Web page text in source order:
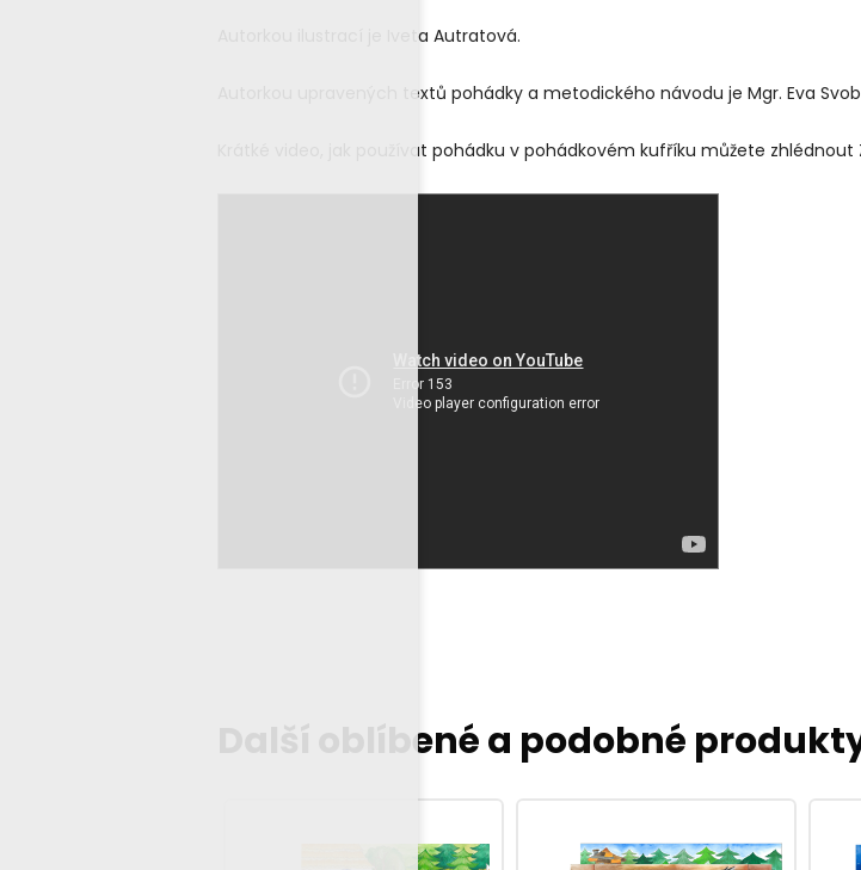
Autorkou ilustrací je Iveta Autratová.
Autorkou upravených textů pohádky a metodického návodu je Mgr. Eva
Krátké video, jak používat pohádku v pohádkovém kufříku můžete zhlédnout
Další oblíbené a podobné